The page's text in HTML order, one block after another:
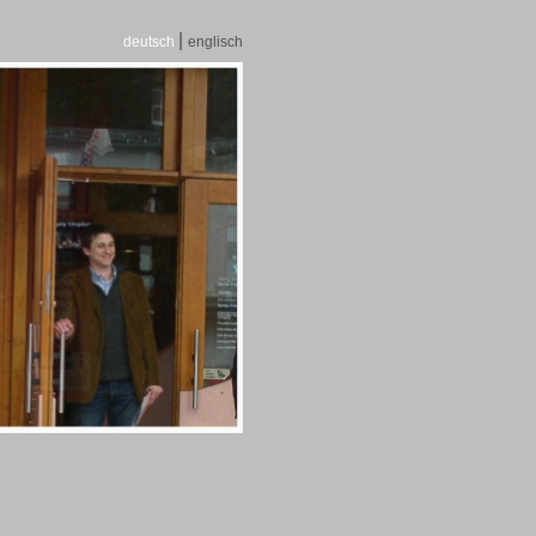
deutsch |englisch